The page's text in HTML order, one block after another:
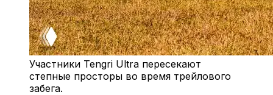
Участники Tengri Ultra пересекают
степные просторы во время трейлового
забега.